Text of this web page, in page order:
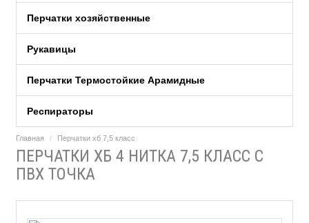
Перчатки хозяйственные
Рукавицы
Перчатки Термостойкие Арамидные
Респираторы
Главная Перчатки хб 7,5 класс
ПЕРЧАТКИ ХБ 4 НИТКА 7,5 КЛАСС С
ПВХ ТОЧКА